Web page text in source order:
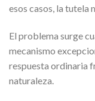
esos casos, la tutela
El problema surge
mecanismo
respuesta ordinaria
naturaleza.